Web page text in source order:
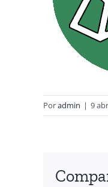
Poradmin | 9